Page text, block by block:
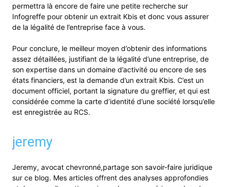
permettra là encore de faire une petite recherche sur
Infogreffe pour obtenir un extrait Kbis et donc vous assurer
de la légalité de l’entreprise face à vous.
Pour conclure, le meilleur moyen d’obtenir des informations
assez détaillées, justifiant de la légalité d’une entreprise, de
son expertise dans un domaine d’activité ou encore de ses
états financiers, est la demande d’un extrait Kbis. C’est un
document officiel, portant la signature du greffier, et qui est
considérée comme la carte d’identité d’une société lorsqu’elle
est enregistrée au RCS.
jeremy
Jeremy, avocat chevronné,partage son savoir-faire juridique
sur ce blog. Mes articles offrent des analyses approfondies